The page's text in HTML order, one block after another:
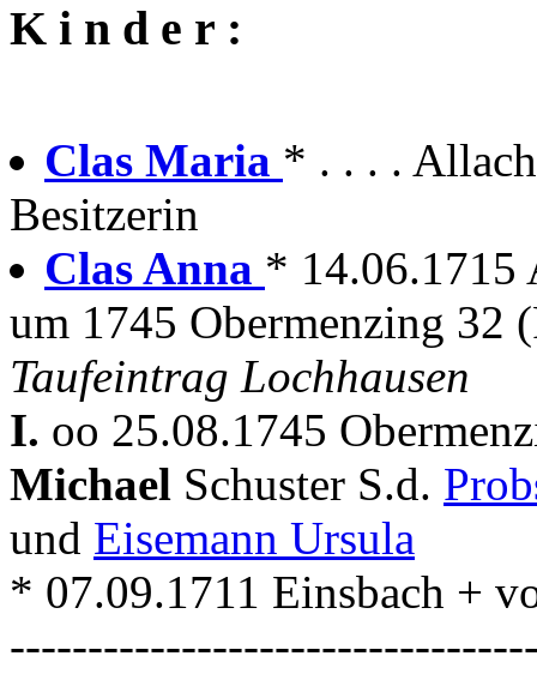
K i n d e r :
Clas Maria * . . . .
Besitzerin
Clas Anna * 14.06.1715
um 1745 Obermenzing 32
Taufeintrag Lochhausen
I. oo 25.08.1745
Michael Schuster S.d.
und Eisemann Ursula
* 07.09.1711 Einsbach +